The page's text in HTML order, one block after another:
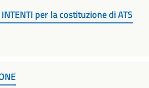
per la costituzione di ATS